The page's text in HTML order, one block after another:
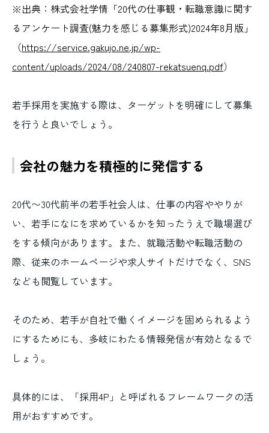
※出典：株式会社学情「20代の仕事観・転職意識に関す
るアンケート調査(魅力を感じる募集形式)2024年8月版 」
（https://service.gakujo.ne.jp/wp-
content/uploads/2024/08/240807-rekatsuenq.pdf）
若手採用を実施する際は、ターゲットを明確にして募集
を行うと良いでしょう。
会社の魅力を積極的に発信する
20代〜30代前半の若手社会人は、仕事の内容ややりが
い、若手になにを求めているかを知ったうえで職場選び
をする傾向があります。また、就職活動や転職活動の
際、従来のホームページや求人サイトだけでなく、SNS
なども閲覧しています。
そのため、若手が自社で働くイメージを固められるよう
にするためにも、多岐にわたる情報発信が有効となるで
しょう。
具体的には、「採用4P」と呼ばれるフレームワークの活
用がおすすめです。